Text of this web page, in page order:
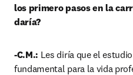
los primero pasos en la
daría?
-C.M.: Les diría que el
fundamental para la vida